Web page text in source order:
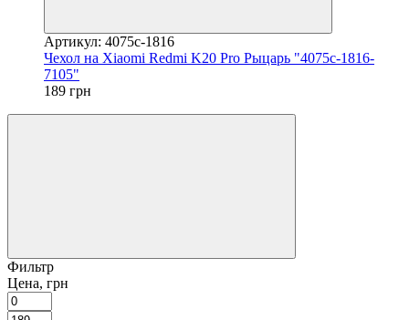
Артикул: 4075c-1816
Чехол на Xiaomi Redmi K20 Pro Рыцарь "4075c-1816-
7105"
189 грн
Фильтр
Цена, грн